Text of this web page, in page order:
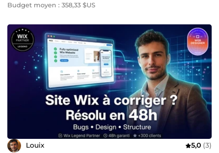
Budget moyen : 358,33 $US
Louix 5,0 (3)